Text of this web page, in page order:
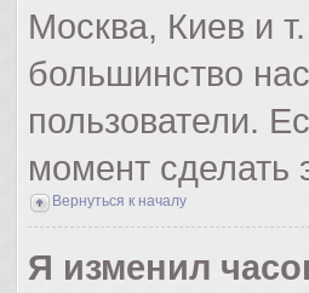
Москва, Киев и
большинство
пользователи.
момент сделать
Вернуться к началу
Я изменил